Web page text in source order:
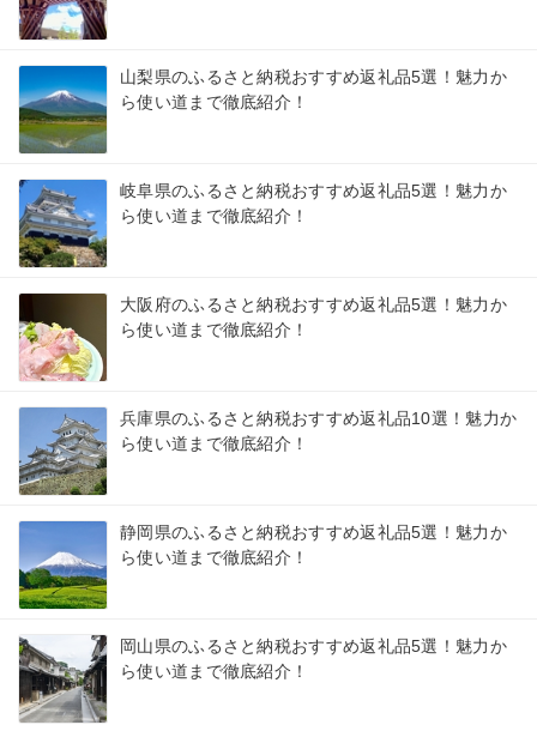
山梨県のふるさと納税おすすめ返礼品5選！魅力か
ら使い道まで徹底紹介！
岐阜県のふるさと納税おすすめ返礼品5選！魅力か
ら使い道まで徹底紹介！
大阪府のふるさと納税おすすめ返礼品5選！魅力か
ら使い道まで徹底紹介！
兵庫県のふるさと納税おすすめ返礼品10選！魅力か
ら使い道まで徹底紹介！
静岡県のふるさと納税おすすめ返礼品5選！魅力か
ら使い道まで徹底紹介！
岡山県のふるさと納税おすすめ返礼品5選！魅力か
ら使い道まで徹底紹介！